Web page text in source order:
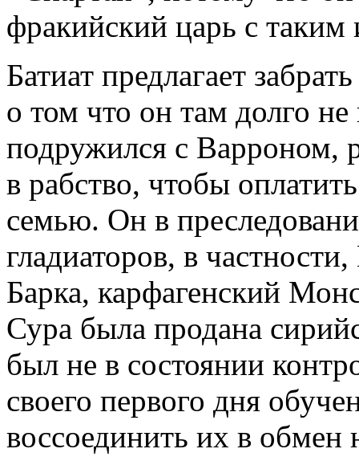
фракийский царь с
Батиат предлагает
о том что он там долго
подружился с Варроном,
в рабство, чтобы
семью. Он в
гладиаторов, в
Барка, карфагенский
Сура была продана
был не в состоянии
своего первого дня
воссоединить их в обмен